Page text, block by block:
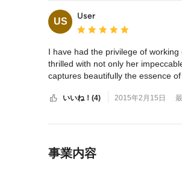
US
User
平均評価：5つ星中 星5
I have had the privilege of
thrilled with not only her
captures beautifully the essence
いいね！(4) 2015年2月15日
事業内容